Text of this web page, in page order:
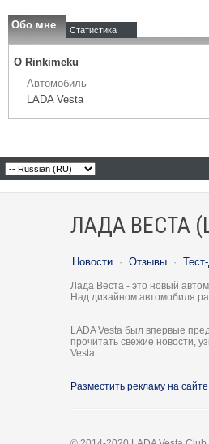
Обо мне Статистика
О Rinkimeku
Автомобиль
LADA Vesta
ЛАДА ВЕСТА
Новости · Отзывы ·
Лада Веста - это новый
Над дизайном автомобиля
LADA Vesta был впервые
прочитать свежие новости,
Vesta.
Разместить рекламу на сайте